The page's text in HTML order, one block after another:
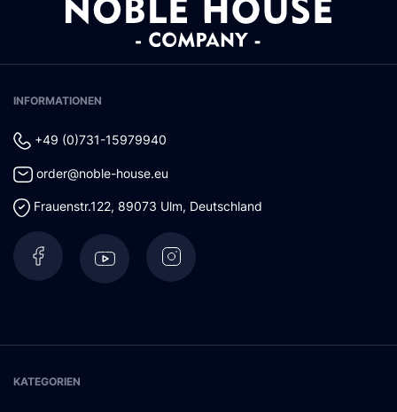
INFORMATIONEN
+49 (0)731-15979940
order@noble-house.eu
Frauenstr.122, 89073 Ulm, Deutschland
KATEGORIEN